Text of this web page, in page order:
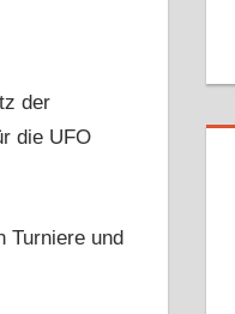
der
die UFO
Turniere und